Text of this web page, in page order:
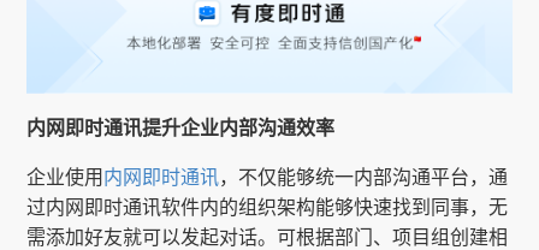
内网即时通讯提升企业内部沟通效率
企业使用 内网即时通讯，不仅能够统一内部沟通平台，通
过内网即时通讯软件内的组织架构能够快速找到同事，无
需添加好友就可以发起对话。可根据部门、项目组创建相